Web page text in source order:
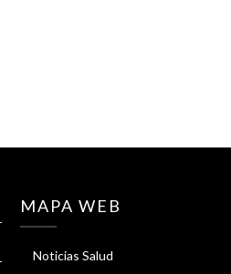
MAPA WEB
Noticias Salud